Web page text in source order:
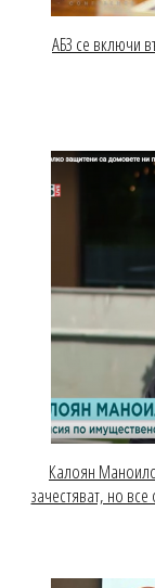
АБЗ се включи
Калоян
зачестяват, но